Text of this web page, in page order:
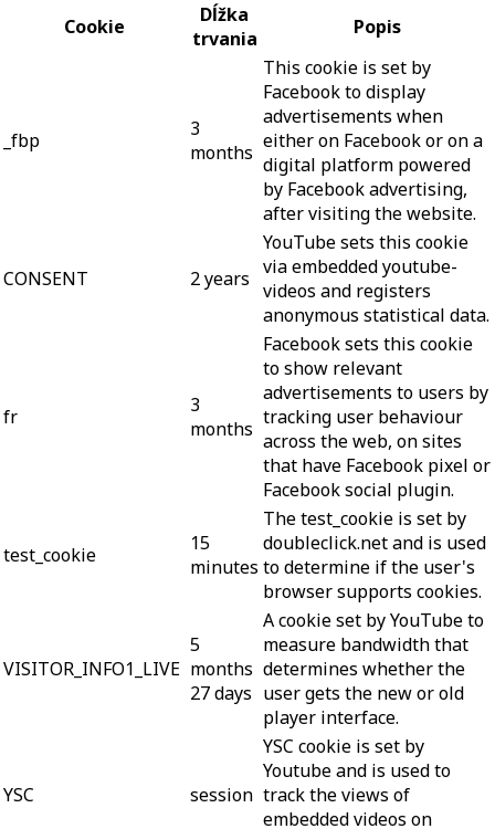
Cookie
Dĺžka
trvania
Popis
_fbp
3
months
This cookie is set by
Facebook to display
advertisements when
either on Facebook or on a
digital platform powered
by Facebook advertising,
after visiting the website.
CONSENT 2 years
YouTube sets this cookie
via embedded youtube-
videos and registers
anonymous statistical data.
fr
3
months
Facebook sets this cookie
to show relevant
advertisements to users by
tracking user behaviour
across the web, on sites
that have Facebook pixel or
Facebook social plugin.
test_cookie
15
minutes
The test_cookie is set by
doubleclick.net and is used
to determine if the user's
browser supports cookies.
VISITOR_INFO1_LIVE
5
months
27 days
A cookie set by YouTube to
measure bandwidth that
determines whether the
user gets the new or old
player interface.
YSC session
YSC cookie is set by
Youtube and is used to
track the views of
embedded videos on